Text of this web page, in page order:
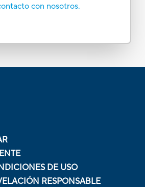
con nosotros.
DE USO
RESPONSABLE